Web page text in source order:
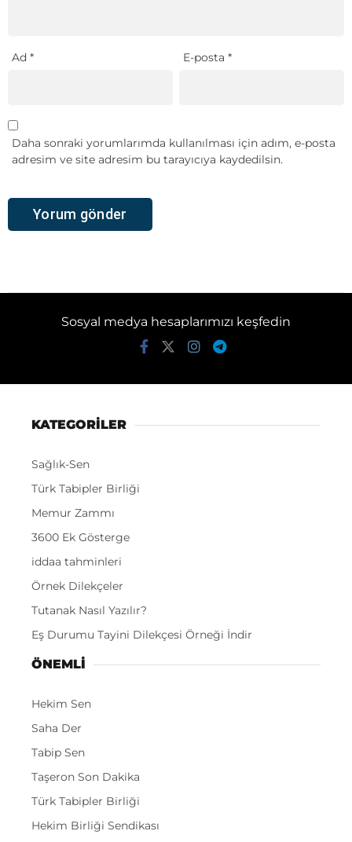
Ad * E-posta*
Daha sonraki yorumlarımda kullanılması için adım, e-posta
adresim ve site adresim bu tarayıcıya kaydedilsin.
Sosyal medya hesaplarımızı keşfedin
KATEGORİLER
Sağlık-Sen
Türk Tabipler Birliği
Memur Zammı
3600 Ek Gösterge
iddaa tahminleri
Örnek Dilekçeler
Tutanak Nasıl Yazılır?
Eş Durumu Tayini Dilekçesi Örneği İndir
ÖNEMLI
Hekim Sen
Saha Der
Tabip Sen
Taşeron Son Dakika
Türk Tabipler Birliği
Hekim Birliği Sendikası